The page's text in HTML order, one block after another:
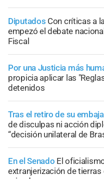
Diputados Con críticas a
empezó el debate
Fiscal
Por una Justicia más
propicia aplicar las
detenidos
Tras el retiro de su
de disculpas ni acción
“decisión unilateral de
En el Senado El
extranjerización de